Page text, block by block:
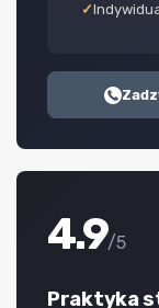
4.9/5
Praktyka